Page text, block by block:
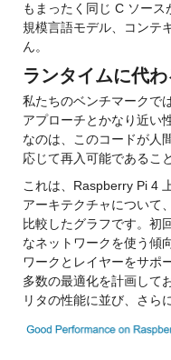
もまったく同じ C ソー
規模言語モデル、コンテ
ん。
ランタイムに代
私たちのベンチマークで
アプローチとかなり近い
なのは、このコードが人
応じて再入可能であるこ
これは、Raspberry Pi 4
アーキテクチャについて
比較したグラフです。初
なネットワークを使う傾
ワークとレイヤーをサポ
多数の最適化を計画して
リタの性能に並び、さら